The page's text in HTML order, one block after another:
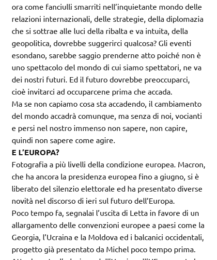
ora come fanciulli smarriti nell’inquietante mondo delle
relazioni internazionali, delle strategie, della diplomazia
che si sottrae alle luci della ribalta e va intuita, della
geopolitica, dovrebbe suggerirci qualcosa? Gli eventi
esondano, sarebbe saggio prenderne atto poiché non è
uno spettacolo del mondo di cui siamo spettatori, ne va
dei nostri futuri. Ed il futuro dovrebbe preoccuparci,
cioè invitarci ad occuparcene prima che accada.
Ma se non capiamo cosa sta accadendo, il cambiamento
del mondo accadrà comunque, ma senza di noi, vocianti
e persi nel nostro immenso non sapere, non capire,
quindi non sapere come agire.
E L’EUROPA?
Fotografia a più livelli della condizione europea. Macron,
che ha ancora la presidenza europea fino a giugno, si è
liberato del silenzio elettorale ed ha presentato diverse
novità nel discorso di ieri sul futuro dell’Europa.
Poco tempo fa, segnalai l’uscita di Letta in favore di un
allargamento delle convenzioni europee a paesi come la
Georgia, l’Ucraina e la Moldova ed i balcanici occidentali,
progetto già presentato da Michel poco tempo prima.